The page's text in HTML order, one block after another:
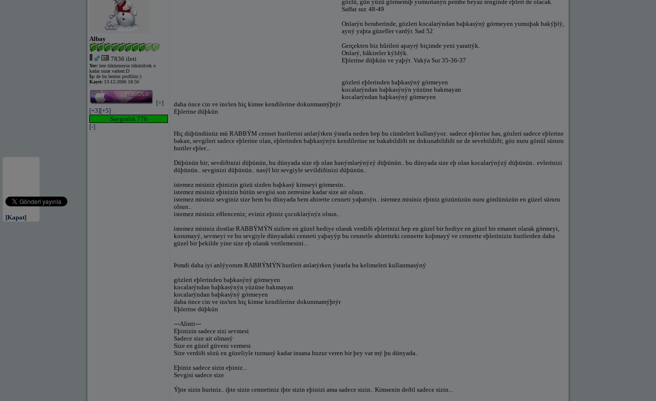
[Kapat]
Albay
7836 ileti
Yer: lere tükürmeyin tükürülcek o
kadar surat varken:D
İş: de bu benim profilim:)
Kayıt: 13-12-2006 18:56
[+]
[+3][+5]
Saygınlık 776
[-]
gözlü, gün yüzü görmemiþ yumurtanýn pembe beyaz renginde eþleri de olacak.
Saffat sur. 48-49
Onlarýn beraberinde, gözleri kocalarýndan baþkasýný görmeyen yumuþak bakýþlý,
ayný yaþta güzeller vardýr. Sad 52
Gerçekten biz hûrileri apayrý biçimde yeni yarattýk.
Onlarý, bâkireler kýldýk.
Eþlerine düþkün ve yaþýt. Vakýa Sur 35-36-37
gözleri eþlerinden baþkasýný görmeyen
kocalarýndan baþkasýnýn yüzüne bakmayan
kocalarýndan baþkasýný görmeyen
daha önce cin ve ins'ten hiç kimse kendilerine dokunmamýþtýr
Eþlerine düþkün
Hiç düþündünüz mü RABBÝM cennet hurilerini anlatýrken ýsrarla neden hep bu cümleleri kullanýyor.. sadece eþlerine has, gözleri sadece eþlerine
bakan, sevgileri sadece eþlerine olan, eþlerinden baþkasýnýn kendilerine ne bakabildiði ne dokunabildiði ne de sevebildiði; göz nuru gönül süruru
huriler eþler...
Düþünün bir; sevdiðinizi düþünün, bu dünyada size eþ olan hanýmlarýnýzý düþünün.. bu dünyada size eþ olan kocalarýnýzý düþünün.. evlerinizi
düþünün.. sevginizi düþünün.. nasýl bir sevgiyle sevildiðinizi düþünün..
istemez misiniz eþinizin gözü sizden baþkasý kimseyi görmesin..
istemez misiniz eþinizin bütün sevgisi son zerresine kadar size ait olsun..
istemez misiniz sevginiz size hem bu dünyada hem ahirette cenneti yaþatsýn.. istemez misiniz eþiniz gözünüzün nuru gönlünüzün en güzel süruru
olsun..
istemez misiniz eðlenceniz; eviniz eþiniz çocuklarýnýz olsun..
istemez misiniz dostlar RABBÝMÝN sizlere en güzel hediye olarak verdiði eþlerinizi hep en güzel bir hediye en güzel bir emanet olarak görmeyi,
korumayý, sevmeyi ve bu sevgiyle dünyadaki cenneti yaþayýp bu cennetle ahiretteki cennette koþmayý ve cennette eþlerinizin hurilerden daha
güzel bir þekilde yine size eþ olarak verilemesini...
Þimdi daha iyi anlýyorum RABBÝMÝN hurileri anlatýrken ýsrarla bu kelimeleri kullanmasýný
gözleri eþlerinden baþkasýný görmeyen
kocalarýndan baþkasýnýn yüzüne bakmayan
kocalarýndan baþkasýný görmeyen
daha önce cin ve ins'ten hiç kimse kendilerine dokunmamýþtýr
Eþlerine düþkün
---Alinti---
Eþinizin sadece sizi sevmesi
Sadece size ait olmasý
Size en güzel güveni vermesi
Size verdiði sözü en güzeliyle tutmasý kadar insana huzur veren bir þey var mý þu dünyada..
Eþiniz sadece sizin eþiniz...
Sevgisi sadece size
Ýþte sizin huriniz.. iþte sizin cennetiniz iþte sizin eþinizi ama sadece sizin.. Kimsenin deðil sadece sizin...